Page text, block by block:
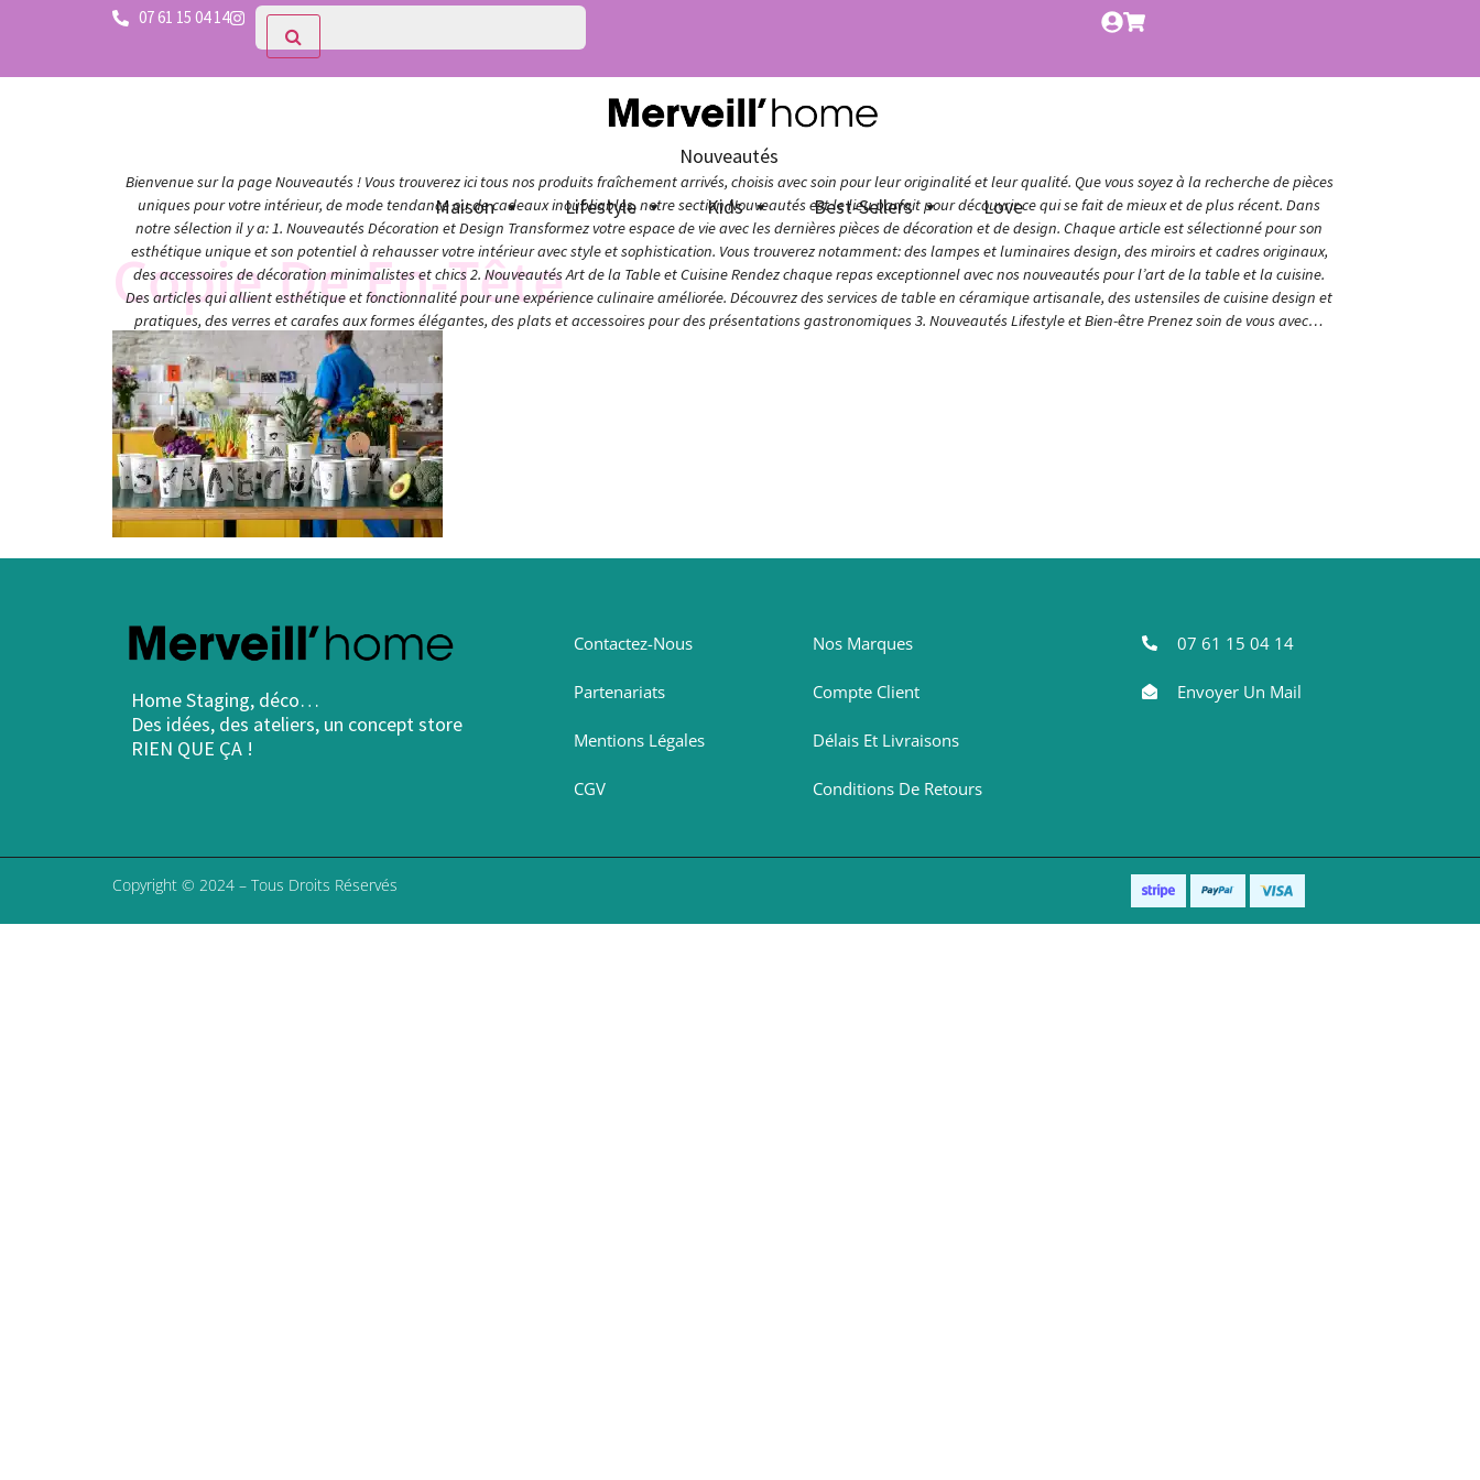
07 61 15 04 14
Nouveautés
Bienvenue sur la page Nouveautés ! Vous trouverez ici tous nos produits fraîchement arrivés, choisis avec soin pour leur originalité et leur qualité. Que vous soyez à la recherche de pièces
uniques pour votre intérieur, de mode tendance ou de cadeaux inoubliables, notre section Nouveautés est le lieu parfait pour découvrir ce qui se fait de mieux et de plus récent. Dans
notre sélection il y a: 1. Nouveautés Décoration et Design Transformez votre espace de vie avec les dernières pièces de décoration et de design. Chaque article est sélectionné pour son
esthétique unique et son potentiel à rehausser votre intérieur avec style et sophistication. Vous trouverez notamment: des lampes et luminaires design, des miroirs et cadres originaux,
des accessoires de décoration minimalistes et chics 2. Nouveautés Art de la Table et Cuisine Rendez chaque repas exceptionnel avec nos nouveautés pour l’art de la table et la cuisine.
Des articles qui allient esthétique et fonctionnalité pour une expérience culinaire améliorée. Découvrez des services de table en céramique artisanale, des ustensiles de cuisine design et
pratiques, des verres et carafes aux formes élégantes, des plats et accessoires pour des présentations gastronomiques 3. Nouveautés Lifestyle et Bien-être Prenez soin de vous avec…
Maison Lifestyle Kids Best-Sellers Love
Copie De En-Tête
Home Staging, déco…
Des idées, des ateliers, un concept store
RIEN QUE ÇA !
Contactez-Nous
Partenariats
Mentions Légales
CGV
Nos Marques
Compte Client
Délais Et Livraisons
Conditions De Retours
07 61 15 04 14
Envoyer Un Mail
Copyright © 2024 – Tous Droits Réservés